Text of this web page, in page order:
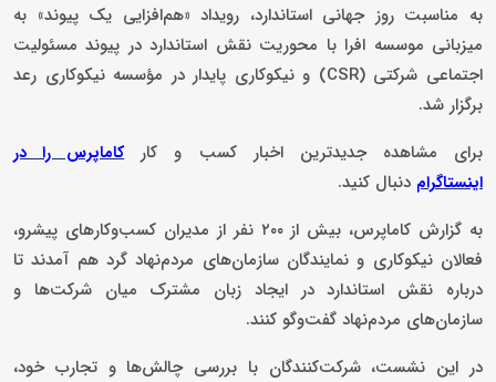
به مناسبت روز جهانی استاندارد، رویداد «هم‌افزایی یک پیوند» به
میزبانی موسسه افرا با محوریت نقش استاندارد در پیوند مسئولیت
اجتماعی شرکتی (CSR) و نیکوکاری پایدار در مؤسسه نیکوکاری رعد
برگزار شد.
برای مشاهده جدیدترین اخبار کسب و کار
کاماپرس را در
اینستاگرام دنبال کنید.
به گزارش کاماپرس، بیش از ۲۰۰ نفر از مدیران کسب‌وکارهای پیشرو،
فعالان نیکوکاری و نمایندگان سازمان‌های مردم‌نهاد گرد هم آمدند تا
درباره نقش استاندارد در ایجاد زبان مشترک میان شرکت‌ها و
سازمان‌های مردم‌نهاد گفت‌وگو کنند.
در این نشست، شرکت‌کنندگان با بررسی چالش‌ها و تجارب خود،